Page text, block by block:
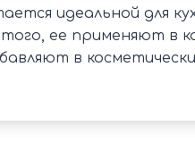
идеальной для
ее применяют в
в